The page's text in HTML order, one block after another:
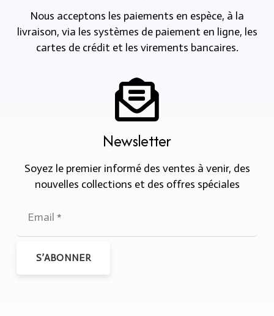
Nous acceptons les paiements en espèce, à la
livraison, via les systèmes de paiement en ligne, les
cartes de crédit et les virements bancaires.
Newsletter
Soyez le premier informé des ventes à venir, des
nouvelles collections et des offres spéciales
S’ABONNER